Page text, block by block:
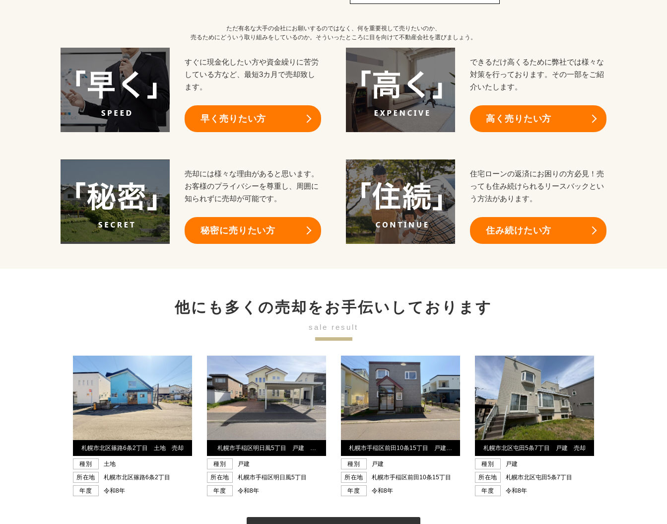
ただ有名な大手の会社にお願いするのではなく、何を重要視して売りたいのか、
売るためにどういう取り組みをしているのか。そういったところに目を向けて不動産会社を選びましょう。
すぐに現金化したい方や資金繰りに苦労
している方など、最短3カ月で売却致し
ます。
早く売りたい方
できるだけ高くるために弊社では様々な
対策を行っております。その一部をご紹
介いたします。
高く売りたい方
売却には様々な理由があると思います。
お客様のプライバシーを尊重し、周囲に
知られずに売却が可能です。
秘密に売りたい方
住宅ローンの返済にお困りの方必見！売
っても住み続けられるリースバックとい
う方法があります。
住み続けたい方
他にも多くの売却を お手伝いしております
sale result